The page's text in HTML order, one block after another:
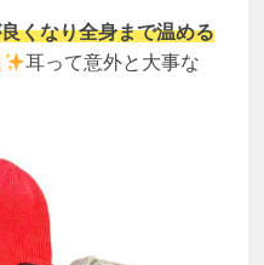
くなり全身まで温める
耳って意外と大事な